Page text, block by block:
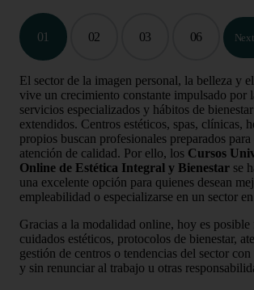
01 02 03 06 Next
El sector de la imagen personal, la belleza y
vive un crecimiento constante impulsado por
servicios especializados y hábitos de
extendidos. Centros estéticos, spas, clínicas,
propios buscan profesionales preparados
atención de calidad. Por ello, los Cursos
Online de Estética Integral y Bienestar se
una excelente opción para quienes desean
empleabilidad o especializarse en un sector
Gracias a la modalidad online, hoy es posible
cuidados estéticos, protocolos de bienestar,
gestión de centros o tendencias del sector
y sin renunciar al trabajo u otras